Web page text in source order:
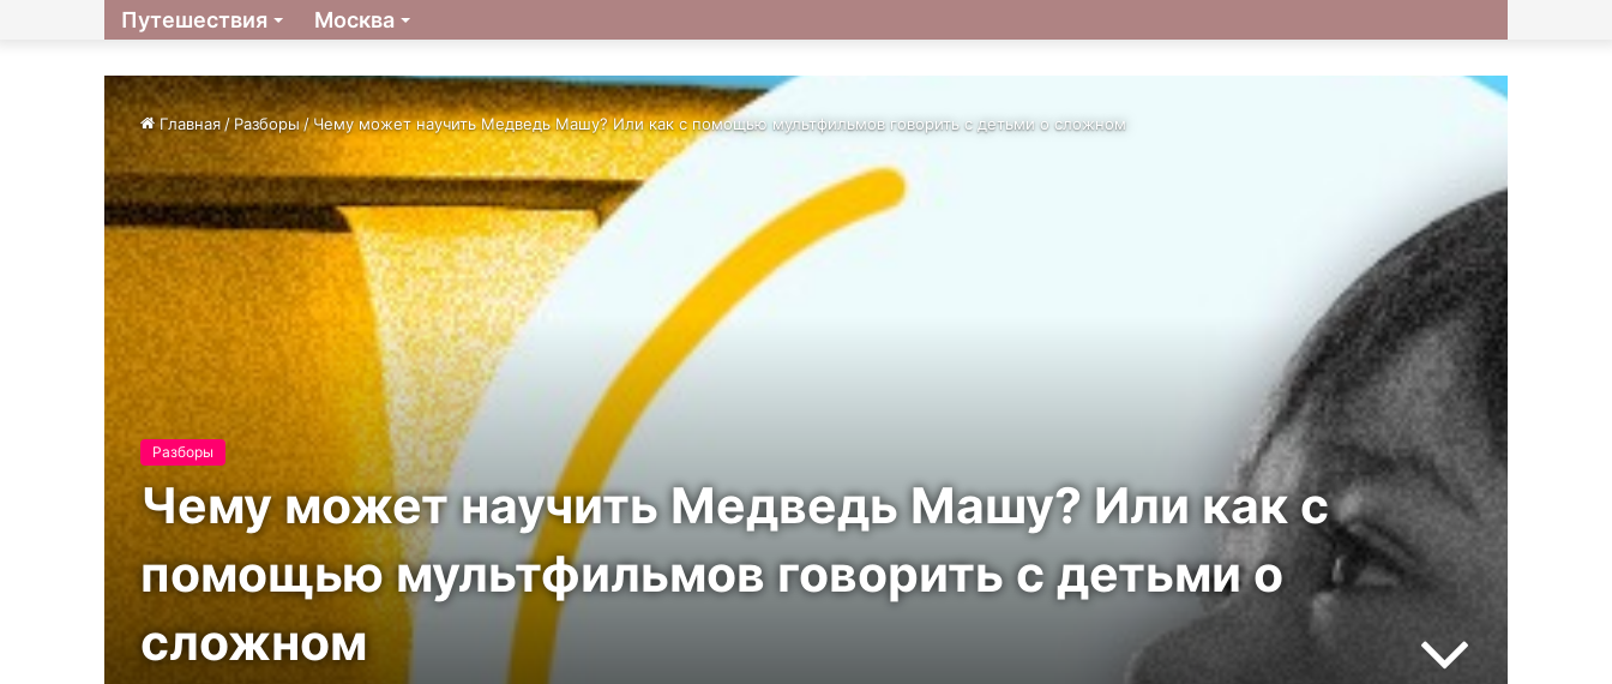
Путешествия
Москва
Главная / Разборы /Чему может научить Медведь Машу? Или как с помощью мультфильмов говорить с детьми о сложном
Разборы
Чему может научить Медведь Машу? Или как с
помощью мультфильмов говорить с детьми о
сложном